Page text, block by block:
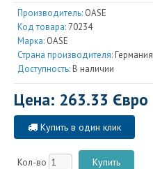
Производитель: OASE
Код товара: 70234
Марка: OASE
Страна производителя: Германия
Доступность: В наличии
Цена: 263.33 Євро
Купить в один клик
Кол-во